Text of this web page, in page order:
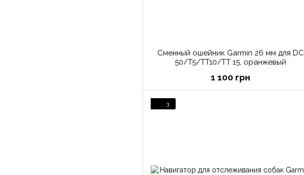
Сменный ошейник Garmin 26 мм для DC
50/T5/TT10/TT 15, оранжевый
1 100 грн
3